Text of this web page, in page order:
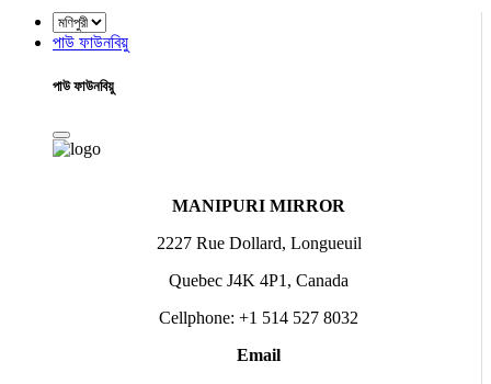
পাউ ফাউনবিয়ু
পাউ ফাউনবিয়ু
MANIPURI MIRROR
2227 Rue Dollard, Longueuil
Quebec J4K 4P1, Canada
Cellphone: +1 514 527 8032
Email